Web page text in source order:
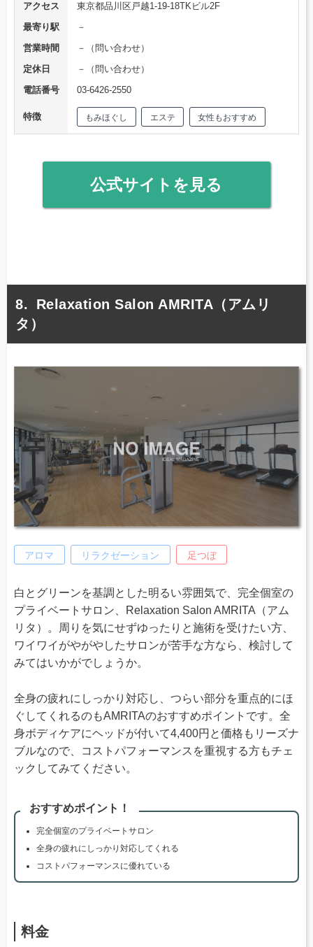
アクセス
東京都品川区戸越1-19-18TKビル2F
最寄り駅
－
営業時間
－（問い合わせ）
定休日
－（問い合わせ）
電話番号
03-6426-2550
特徴 もみほぐし エステ 女性もおすすめ
公式サイトを見る
Relaxation Salon AMRITA（アムリ
タ）
アロマ リラクゼーション 足つぼ
白とグリーンを基調とした明るい雰囲気で、完全個室の
プライベートサロン、Relaxation Salon AMRITA（アム
リタ）。周りを気にせずゆったりと施術を受けたい方、
ワイワイがやがやしたサロンが苦手な方なら、検討して
みてはいかがでしょうか。
全身の疲れにしっかり対応し、つらい部分を重点的にほ
ぐしてくれるのもAMRITAのおすすめポイントです。全
身ボディケアにヘッドが付いて4,400円と価格もリーズナ
ブルなので、コストパフォーマンスを重視する方もチェ
ックしてみてください。
おすすめポイント！
完全個室のプライベートサロン
全身の疲れにしっかり対応してくれる
コストパフォーマンスに優れている
料金